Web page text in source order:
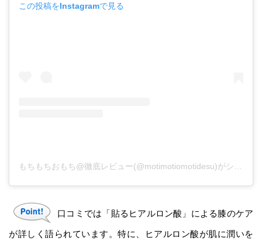
この投稿をInstagramで見る
口コミでは「貼るヒアルロン酸」による膝のケア
が詳しく語られています。特に、ヒアルロン酸が肌に潤いを